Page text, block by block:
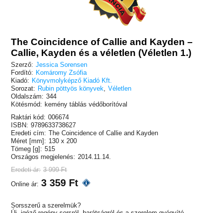
The Coincidence of Callie and Kayden –
Callie, Kayden és a véletlen (Véletlen 1.)
Szerző: Jessica Sorensen
Fordító: Komáromy Zsófia
Kiadó: Könyvmolyképző Kiadó Kft.
Sorozat: Rubin pöttyös könyvek
Véletlen
Oldalszám: 344
Kötésmód: kemény táblás védőborítóval
Raktári kód: 006674
ISBN: 9789633738627
Eredeti cím: The Coincidence of Callie and Kayden
Méret [mm]: 130 x 200
Tömeg [g]: 515
Országos megjelenés: 2014.11.14.
Eredeti ár: 3 999 Ft
Online ár: 3 359 Ft
Sorsszerű a szerelmük?